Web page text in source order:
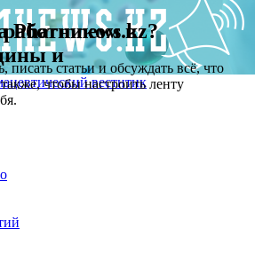
Pharmnews.kz?
писать статьи и обсуждать всё, что
чтобы настроить ленту
в
и